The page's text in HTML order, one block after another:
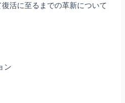
活に至るまでの革新について
ン